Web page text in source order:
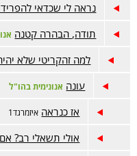
נראה לי שכדאי להפריד
תודה, הבהרה קטנה
למה זהקריטי שלא
עונה אנונימית בהו"ל
אז כנראה איזמרגד1
אולי תשאלי רב?